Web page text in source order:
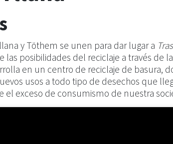
y Töthem se unen para dar lugar a
las posibilidades del reciclaje a través de
en un centro de reciclaje de basura,
usos a todo tipo de desechos que
el exceso de consumismo de nuestra